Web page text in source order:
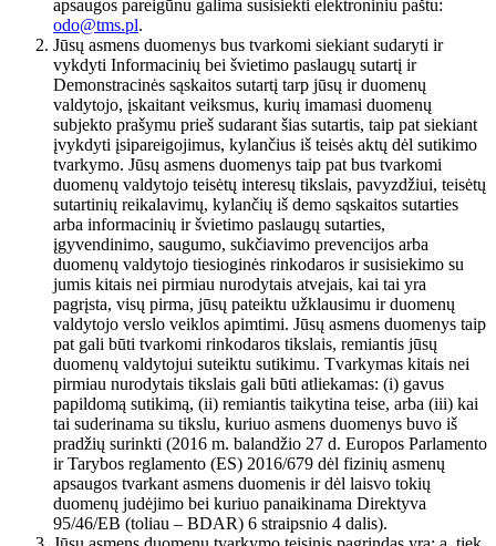
apsaugos pareigūnu galima susisiekti elektroniniu paštu:
odo@tms.pl.
Jūsų asmens duomenys bus tvarkomi siekiant sudaryti ir
vykdyti Informacinių bei švietimo paslaugų sutartį ir
Demonstracinės sąskaitos sutartį tarp jūsų ir duomenų
valdytojo, įskaitant veiksmus, kurių imamasi duomenų
subjekto prašymu prieš sudarant šias sutartis, taip pat siekiant
įvykdyti įsipareigojimus, kylančius iš teisės aktų dėl sutikimo
tvarkymo. Jūsų asmens duomenys taip pat bus tvarkomi
duomenų valdytojo teisėtų interesų tikslais, pavyzdžiui, teisėtų
sutartinių reikalavimų, kylančių iš demo sąskaitos sutarties
arba informacinių ir švietimo paslaugų sutarties,
įgyvendinimo, saugumo, sukčiavimo prevencijos arba
duomenų valdytojo tiesioginės rinkodaros ir susisiekimo su
jumis kitais nei pirmiau nurodytais atvejais, kai tai yra
pagrįsta, visų pirma, jūsų pateiktu užklausimu ir duomenų
valdytojo verslo veiklos apimtimi. Jūsų asmens duomenys taip
pat gali būti tvarkomi rinkodaros tikslais, remiantis jūsų
duomenų valdytojui suteiktu sutikimu. Tvarkymas kitais nei
pirmiau nurodytais tikslais gali būti atliekamas: (i) gavus
papildomą sutikimą, (ii) remiantis taikytina teise, arba (iii) kai
tai suderinama su tikslu, kuriuo asmens duomenys buvo iš
pradžių surinkti (2016 m. balandžio 27 d. Europos Parlamento
ir Tarybos reglamento (ES) 2016/679 dėl fizinių asmenų
apsaugos tvarkant asmens duomenis ir dėl laisvo tokių
duomenų judėjimo bei kuriuo panaikinama Direktyva
95/46/EB (toliau – BDAR) 6 straipsnio 4 dalis).